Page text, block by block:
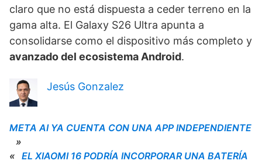
claro que no está dispuesta a ceder terreno en la
gama alta. El Galaxy S26 Ultra apunta a
consolidarse como el dispositivo más completo y
avanzado del ecosistema Android.
Jesús Gonzalez
META AI YA CUENTA CON UNA APP INDEPENDIENTE
»
« EL XIAOMI 16 PODRÍA INCORPORAR UNA BATERÍA